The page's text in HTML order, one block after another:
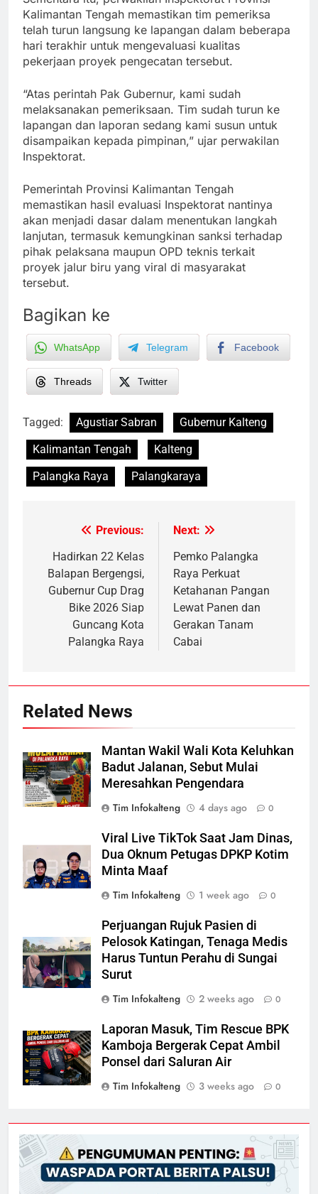
Kalimantan Tengah memastikan tim pemeriksa
telah turun langsung ke lapangan dalam beberapa
hari terakhir untuk mengevaluasi kualitas
pekerjaan proyek pengecatan tersebut.
“Atas perintah Pak Gubernur, kami sudah
melaksanakan pemeriksaan. Tim sudah turun ke
lapangan dan laporan sedang kami susun untuk
disampaikan kepada pimpinan,” ujar perwakilan
Inspektorat.
Pemerintah Provinsi Kalimantan Tengah
memastikan hasil evaluasi Inspektorat nantinya
akan menjadi dasar dalam menentukan langkah
lanjutan, termasuk kemungkinan sanksi terhadap
pihak pelaksana maupun OPD teknis terkait
proyek jalur biru yang viral di masyarakat
tersebut.
Bagikan ke
WhatsApp Telegram Facebook
Threads Twitter
Tagged: Agustiar Sabran
Gubernur Kalteng
Kalimantan Tengah
Kalteng
Palangka Raya
Palangkaraya
navigation
Previous:
Hadirkan 22 Kelas
Balapan Bergengsi,
Gubernur Cup Drag
Bike 2026 Siap
Guncang Kota
Palangka Raya
Next:
Pemko Palangka
Raya Perkuat
Ketahanan Pangan
Lewat Panen dan
Gerakan Tanam
Cabai
Related News
Mantan Wakil Wali Kota Keluhkan
Badut Jalanan, Sebut Mulai
Meresahkan Pengendara
Tim Infokalteng
4 days ago 0
Viral Live TikTok Saat Jam Dinas,
Dua Oknum Petugas DPKP Kotim
Minta Maaf
Tim Infokalteng
1 week ago 0
Perjuangan Rujuk Pasien di
Pelosok Katingan, Tenaga Medis
Harus Tuntun Perahu di Sungai
Surut
Tim Infokalteng
2 weeks ago 0
Laporan Masuk, Tim Rescue BPK
Kamboja Bergerak Cepat Ambil
Ponsel dari Saluran Air
Tim Infokalteng
3 weeks ago 0